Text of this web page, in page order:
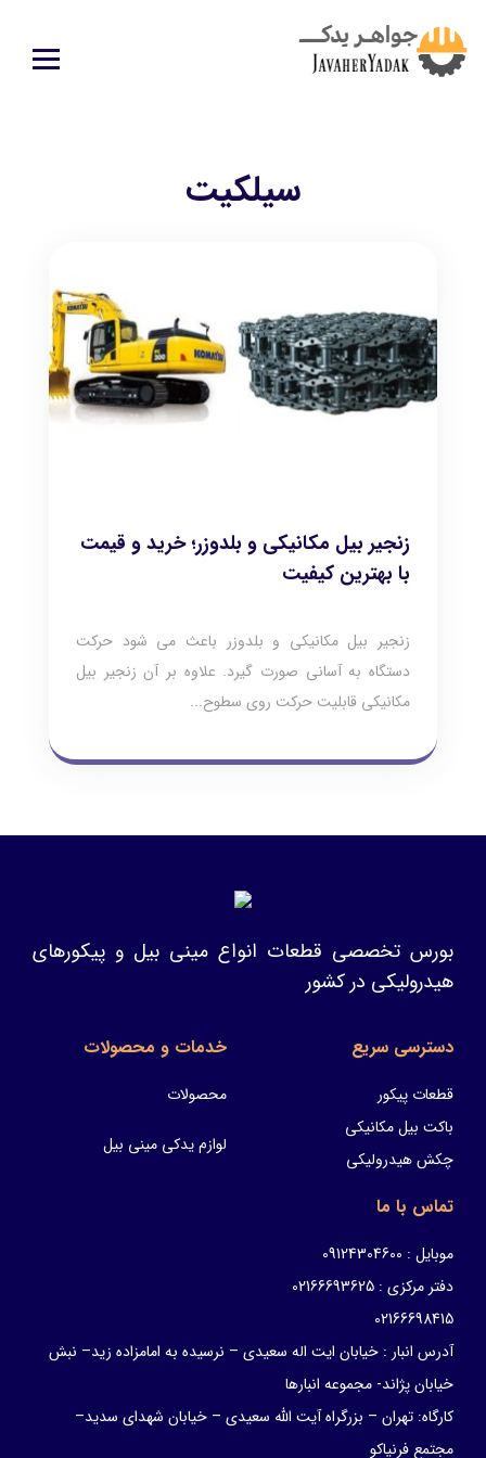
سیلکیت
زنجیر بیل مکانیکی و بلدوزر؛ خرید و قیمت
با بهترین کیفیت
زنجیر بیل مکانیکی و بلدوزر باعث می شود حرکت
دستگاه به آسانی صورت گیرد. علاوه بر آن زنجیر بیل
مکانیکی قابلیت حرکت روی سطوح...
بورس تخصصی قطعات انواع مینی بیل و پیکورهای
هیدرولیکی در کشور
دسترسی سریع
قطعات پیکور
باکت بیل مکانیکی
چکش هیدرولیکی
خدمات و محصولات
محصولات
لوازم یدکی مینی بیل
تماس با ما
موبایل : 09124304600
دفتر مرکزی : 02166693625
02166698415
آدرس انبار : خیابان ایت اله سعیدی – نرسیده به امامزاده زید– نبش
خیابان پژاند- مجموعه انبارها
کارگاه: تهران – بزرگراه آیت الله سعیدی – خیابان شهدای سدید–
مجتمع فرنیاکو